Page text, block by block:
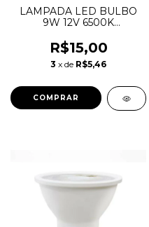
LAMPADA LED BULBO
9W 12V 6500K
R$15,00
3 x de R$5,46